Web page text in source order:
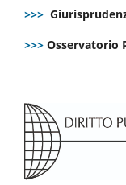
>>>
>>> Osservatorio